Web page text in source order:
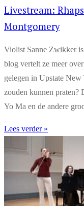
Livestream:
Montgomery
Violist Sanne Zwikker
blog vertelt ze meer
gelegen in Upstate
zouden kunnen praten?
Yo Ma en de andere
Lees verder »